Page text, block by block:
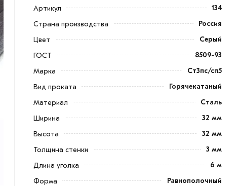
Артикул
134
Страна производства
Россия
Цвет
Серый
ГОСТ
8509-93
Марка
Ст3пс/сп5
Вид проката
Горячекатаный
Материал
Сталь
Ширина
32 мм
Высота
32 мм
Толщина стенки
3 мм
Длина уголка
6 м
Форма
Равнополочный